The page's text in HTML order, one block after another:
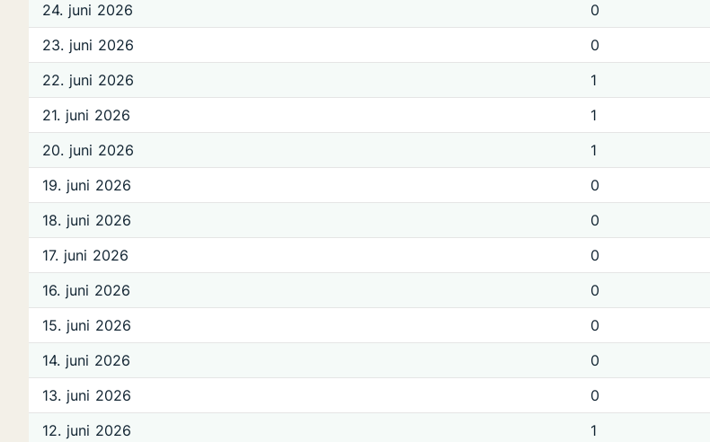
24. juni 2026
0
23. juni 2026
0
22. juni 2026
1
21. juni 2026
1
20. juni 2026
1
19. juni 2026
0
18. juni 2026
0
17. juni 2026
0
16. juni 2026
0
15. juni 2026
0
14. juni 2026
0
13. juni 2026
0
12. juni 2026
1